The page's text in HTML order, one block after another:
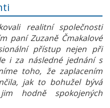
realitní společnosti
paní Zuzaně Čmakalové
přístup nejen při
i za následné jednání s
toho, že zaplacením
jak to bohužel bývá
hodně spokojených